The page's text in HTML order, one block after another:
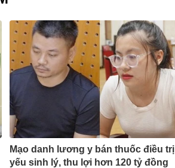
Mạo danh lương y bán thuốc điều trị
yếu sinh lý, thu lợi hơn 120 tỷ đồng